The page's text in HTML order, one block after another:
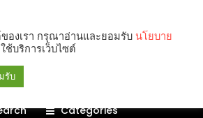
Categories
องเรา กรุณาอ่านและยอมรับ นโยบาย
ช้บริการเว็บไซต์
รับ